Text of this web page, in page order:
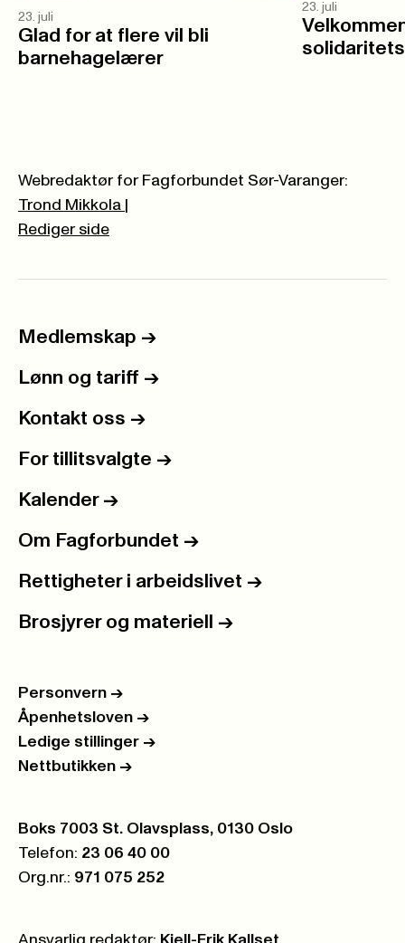
23. juli
Glad for at flere vil bli
barnehagelærer
23. juli
Webredaktør for Fagforbundet Sør-Varanger:
Trond Mikkola
Rediger side
Medlemskap ->
Lønn og tariff ->
Kontakt oss ->
For tillitsvalgte ->
Kalender ->
Om Fagforbundet ->
Rettigheter i arbeidslivet ->
Brosjyrer og materiell ->
Personvern ->
Åpenhetsloven ->
Ledige stillinger ->
Nettbutikken ->
Postboks:
Boks 7003 St. Olavsplass, 0130 Oslo
Telefon: 23 06 40 00
Org.nr.: 971 075 252